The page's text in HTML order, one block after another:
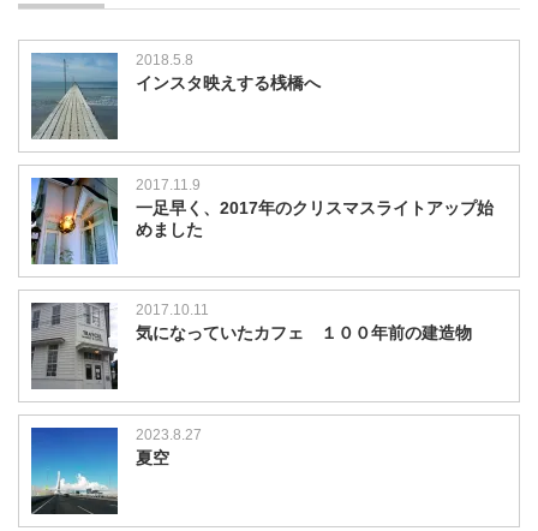
2018.5.8
インスタ映えする桟橋へ
2017.11.9
一足早く、2017年のクリスマスライトアップ始
めました
2017.10.11
気になっていたカフェ １００年前の建造物
2023.8.27
夏空